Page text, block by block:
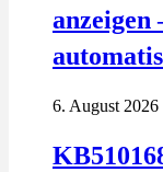
6. August 2026